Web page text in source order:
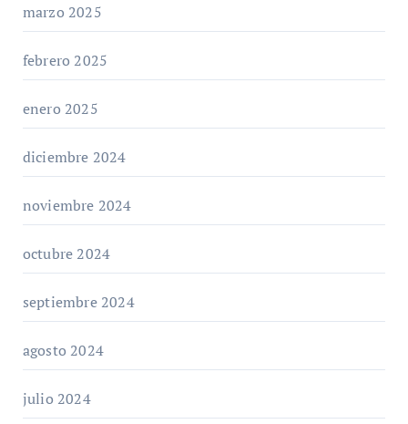
marzo 2025
febrero 2025
enero 2025
diciembre 2024
noviembre 2024
octubre 2024
septiembre 2024
agosto 2024
julio 2024